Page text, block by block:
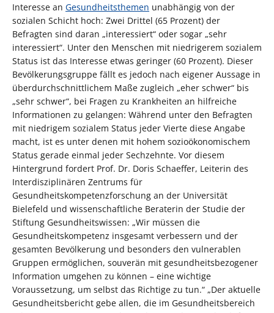
Interesse an Gesundheitsthemen unabhängig von der
sozialen Schicht hoch: Zwei Drittel (65 Prozent) der
Befragten sind daran „interessiert“ oder sogar „sehr
interessiert“. Unter den Menschen mit niedrigerem sozialem
Status ist das Interesse etwas geringer (60 Prozent). Dieser
Bevölkerungsgruppe fällt es jedoch nach eigener Aussage in
überdurchschnittlichem Maße zugleich „eher schwer“ bis
„sehr schwer“, bei Fragen zu Krankheiten an hilfreiche
Informationen zu gelangen: Während unter den Befragten
mit niedrigem sozialem Status jeder Vierte diese Angabe
macht, ist es unter denen mit hohem sozioökonomischem
Status gerade einmal jeder Sechzehnte. Vor diesem
Hintergrund fordert Prof. Dr. Doris Schaeffer, Leiterin des
Interdisziplinären Zentrums für
Gesundheitskompetenzforschung an der Universität
Bielefeld und wissenschaftliche Beraterin der Studie der
Stiftung Gesundheitswissen: „Wir müssen die
Gesundheitskompetenz insgesamt verbessern und der
gesamten Bevölkerung und besonders den vulnerablen
Gruppen ermöglichen, souverän mit gesundheitsbezogener
Information umgehen zu können – eine wichtige
Voraussetzung, um selbst das Richtige zu tun.“ „Der aktuelle
Gesundheitsbericht gebe allen, die im Gesundheitsbereich